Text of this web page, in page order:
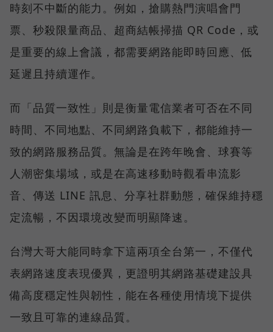
時刻不中斷的能力。例如，搶購熱門演唱會門
票、秒殺限量商品、超商結帳掃描 QR Code，或
是重要的線上會議，都需要網路能即時回應、低
延遲且持續運作。
而「品質一致性」則是衡量電信業者可否在不同
時間、不同地點、不同網路負載下，都能維持一
致的網路服務品質。無論是在跨年晚會、球賽等
人潮密集場域，或是在高速移動時觀看串流影
音、傳送 LINE 訊息、分享社群動態，確保維持穩
定流暢，不因環境改變而明顯降速。
台灣大哥大能同時拿下這兩項全台第一，不僅代
表網路速度表現優異，更證明其網路基礎建設具
備高度穩定性與韌性，能在各種使用情境下提供
一致且可靠的連線品質。